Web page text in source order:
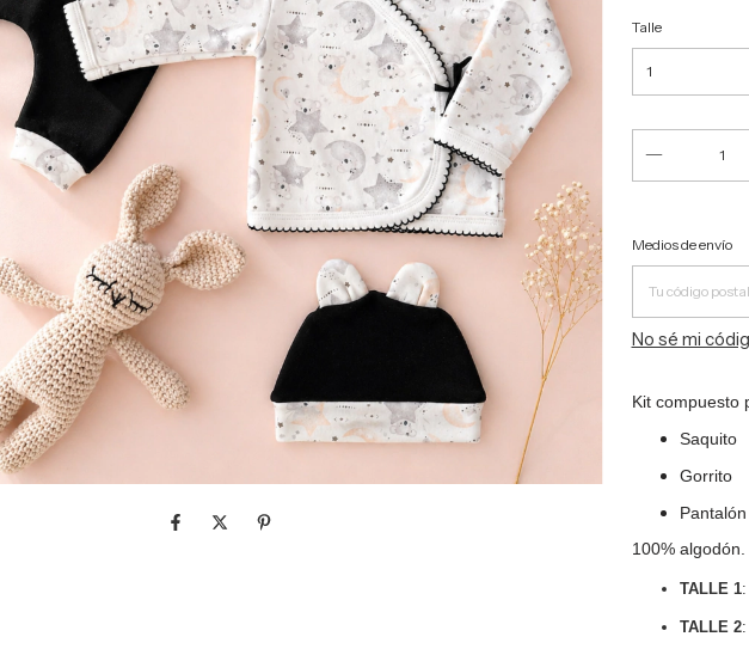
Talle
Entregas para
Medios de envío
No sé mi
Kit compuesto
Saquito
Gorrito
Pantalón
100% algodón.
TALLE 1:
TALLE 2: